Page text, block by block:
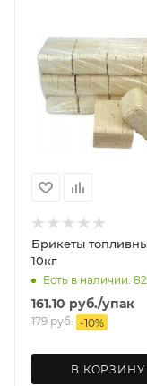
Брикеты
10кг
Есть в наличии:
161.10 руб./упак
179руб. -10%
В КОРЗИНУ